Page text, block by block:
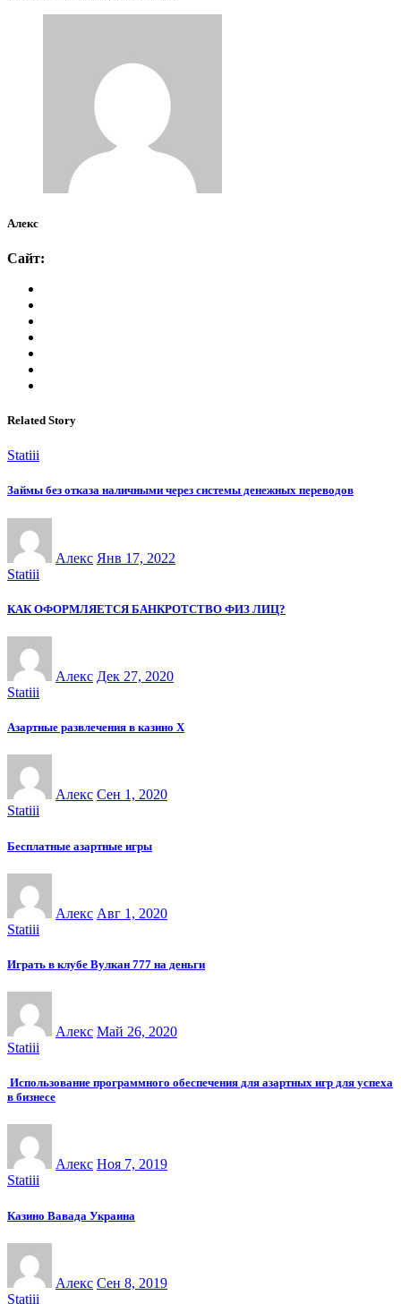
Алекс
Сайт:
Related Story
Statiii
Займы без отказа наличными через системы денежных переводов
Алекс Янв 17, 2022
Statiii
КАК ОФОРМЛЯЕТСЯ БАНКРОТСТВО ФИЗ ЛИЦ?
Алекс Дек 27, 2020
Statiii
Азартные развлечения в казино Х
Алекс Сен 1, 2020
Statiii
Бесплатные азартные игры
Алекс Авг 1, 2020
Statiii
Играть в клубе Вулкан 777 на деньги
Алекс Май 26, 2020
Statiii
Использование программного обеспечения для азартных игр для успеха
в бизнесе
Алекс Ноя 7, 2019
Statiii
Казино Вавада Украина
Алекс Сен 8, 2019
Statiii